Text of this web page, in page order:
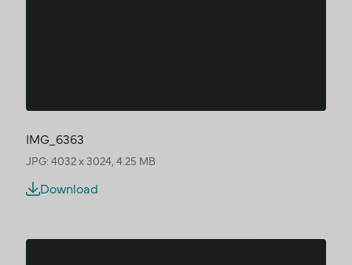
IMG_6363
JPG: 4032 x 3024, 4.25 MB
Download